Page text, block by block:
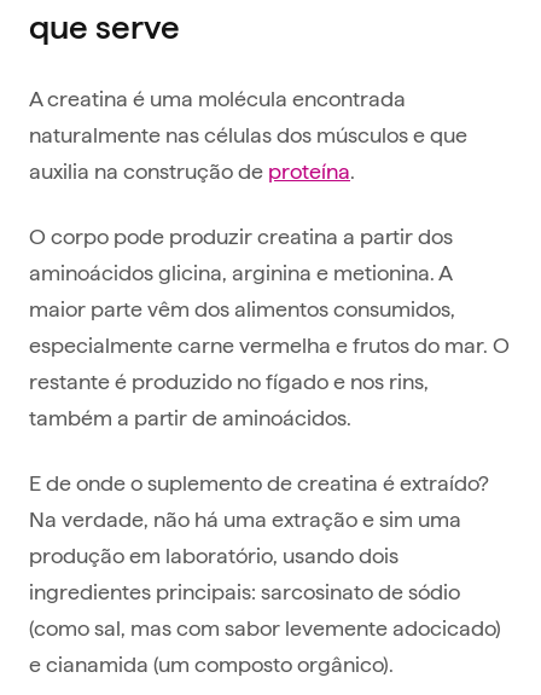
que serve
A creatina é uma molécula encontrada
naturalmente nas células dos músculos e que
auxilia na construção de proteína.
O corpo pode produzir creatina a partir dos
aminoácidos glicina, arginina e metionina. A
maior parte vêm dos alimentos consumidos,
especialmente carne vermelha e frutos do mar. O
restante é produzido no fígado e nos rins,
também a partir de aminoácidos.
E de onde o suplemento de creatina é extraído?
Na verdade, não há uma extração e sim uma
produção em laboratório, usando dois
ingredientes principais: sarcosinato de sódio
(como sal, mas com sabor levemente adocicado)
e cianamida (um composto orgânico).